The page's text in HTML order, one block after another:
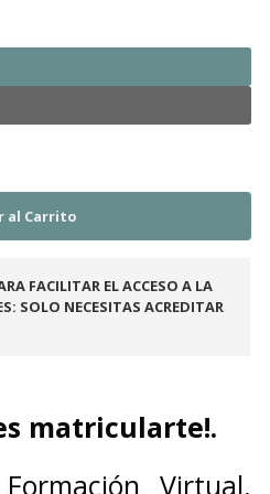
FACILITAR EL ACCESO A LA
SOLO NECESITAS ACREDITAR
matricularte!.
Virtual.